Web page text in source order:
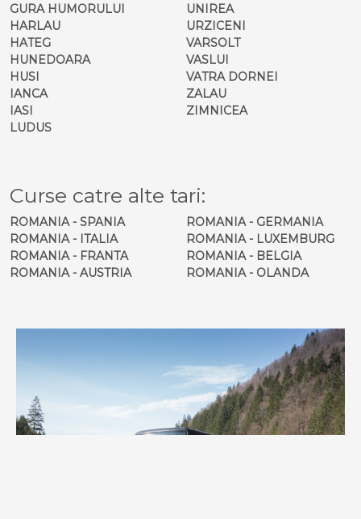
GURA HUMORULUI
HARLAU
HATEG
HUNEDOARA
HUSI
IANCA
IASI
LUDUS
UNIREA
URZICENI
VARSOLT
VASLUI
VATRA DORNEI
ZALAU
ZIMNICEA
Curse catre alte tari:
ROMANIA - SPANIA
ROMANIA - ITALIA
ROMANIA - FRANTA
ROMANIA - AUSTRIA
ROMANIA - GERMANIA
ROMANIA - LUXEMBURG
ROMANIA - BELGIA
ROMANIA - OLANDA